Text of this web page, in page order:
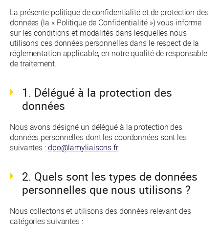
La présente politique de confidentialité et de protection des
données (la « Politique de Confidentialité ») vous informe
sur les conditions et modalités dans lesquelles nous
utilisons ces données personnelles dans le respect de la
réglementation applicable, en notre qualité de responsable
de traitement.
1. Délégué à la protection des
données
Nous avons désigné un délégué à la protection des
données personnelles dont les coordonnées sont les
suivantes :dpo@lamyliaisons.fr.
2. Quels sont les types de données
personnelles que nous utilisons ?
Nous collectons et utilisons des données relevant des
catégories suivantes :